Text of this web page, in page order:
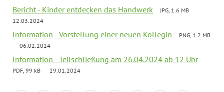
Bericht - Kinder entdecken das Handwerk
JPG, 1.6 MB
12.03.2024
Information - Vorstellung einer neuen Kollegin
PNG, 1.2 MB
06.02.2024
Information - Teilschließung am 26.04.2024 ab 12 Uhr
PDF, 99 kB 29.01.2024